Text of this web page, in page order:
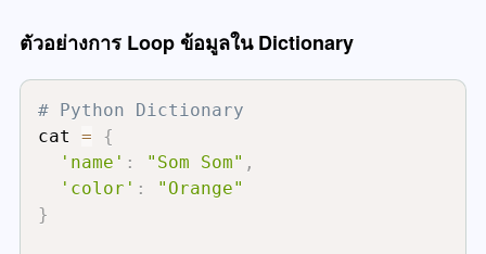
ตัวอย่างการ Loop ข้อมูลใน Dictionary
# Python Dictionary
cat =
{
'name' : "Som Som" ,
'color' :
"Orange"
}